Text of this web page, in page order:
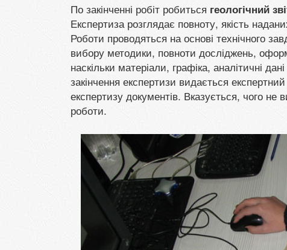
По закінченні робіт робиться геологічний
Експертиза розглядає повноту, якість
Роботи проводяться на основі технічного
вибору методики, повноти досліджень,
наскільки матеріали, графіка, аналітичні
закінчення експертизи видається
експертизу документів. Вказується, чого не
роботи.